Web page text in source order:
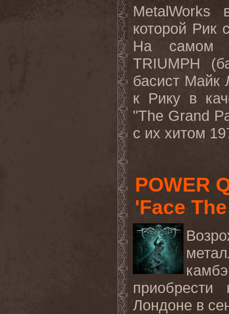
MetalWorks
которой Рик
На самом
TRIUMPH
басист Майк
к Рику в
"The Grand
с их хитом
POWER
'Face
Лондоне в